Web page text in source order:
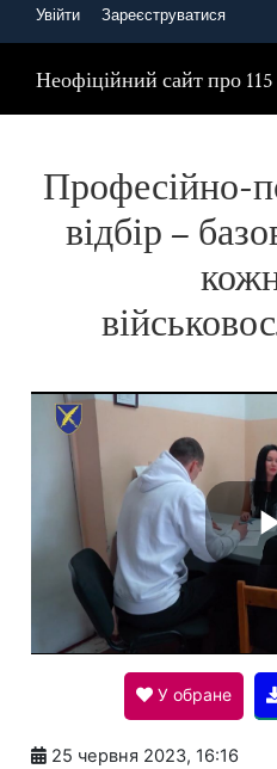
Увійти Зареєструватися
Неофіційний сайт про
Головна Збройні сили
Професійно-
відбір –
l
У обране
25 червня 2023, 16:16